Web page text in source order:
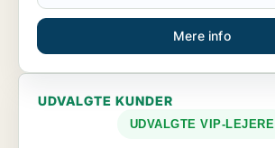
Mere info
UDVALGTE KUNDER
UDVALGTE VIP-LEJERE